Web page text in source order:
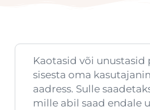
Kaotasid või unustasid
sisesta oma
aadress. Sulle
mille abil saad endale